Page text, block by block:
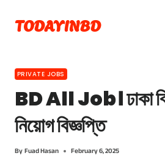
content
TODAYINBD
PRIVATE JOBS
BD All Job। ঢাকা
নিয়োগ বিজ্ঞপ্তি
ByFuad Hasan February 6, 2025